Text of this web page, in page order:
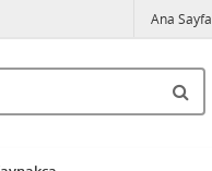
Ana Sayfa